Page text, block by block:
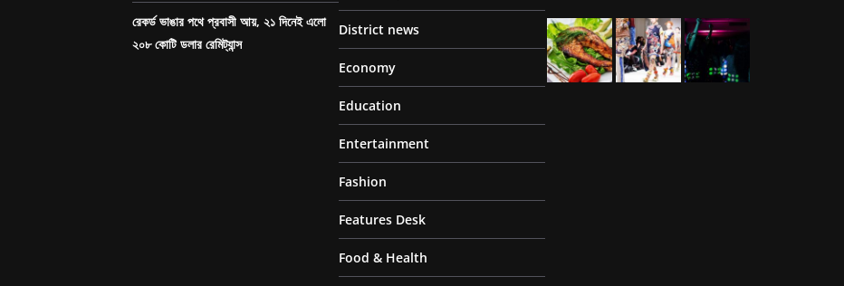
রেকর্ড ভাঙার পথে প্রবাসী আয়, ২১ দিনেই এলো
২০৮ কোটি ডলার রেমিট্যান্স
District news
Economy
Education
Entertainment
Fashion
Features Desk
Food & Health